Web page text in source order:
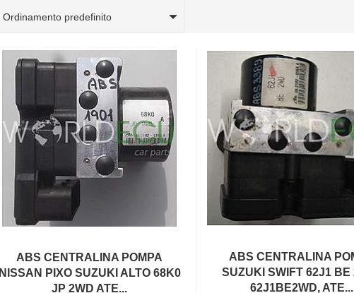
Ordinamento predefinito
ABS CENTRALINA POMPA
NISSAN PIXO SUZUKI ALTO 68K0
JP 2WD ATE...
ABS CENTRALINA
SUZUKI SWIFT 62J1 BE
62J1BE2WD, ATE...